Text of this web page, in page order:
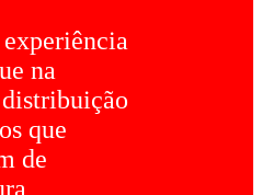
na
que
de